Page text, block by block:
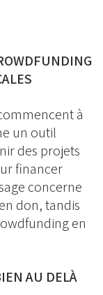
à
un outil
des projets
financer
concerne
don, tandis
en
AU DELÀ